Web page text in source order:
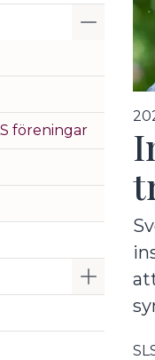
Visa/
föreningar
Visa/